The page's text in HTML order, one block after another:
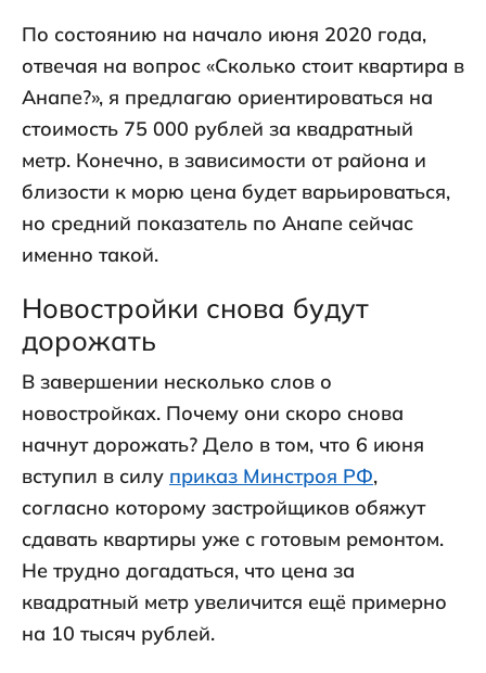
По состоянию на начало июня 2020 года,
отвечая на вопрос «Сколько стоит квартира в
Анапе?», я предлагаю ориентироваться на
стоимость 75 000 рублей за квадратный
метр. Конечно, в зависимости от района и
близости к морю цена будет варьироваться,
но средний показатель по Анапе сейчас
именно такой.
Новостройки снова будут
дорожать
В завершении несколько слов о
новостройках. Почему они скоро снова
начнут дорожать? Дело в том, что 6 июня
вступил в силу приказ Минстроя РФ,
согласно которому застройщиков обяжут
сдавать квартиры уже с готовым ремонтом.
Не трудно догадаться, что цена за
квадратный метр увеличится ещё примерно
на 10 тысяч рублей.